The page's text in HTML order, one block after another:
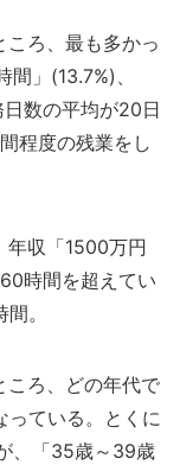
ろ、最も多かっ
」(13.7%)、
日数の平均が20日
程度の残業をし
収「1500万円
時間を超えてい
。
ろ、どの年代で
っている。とくに
、「35歳～39歳